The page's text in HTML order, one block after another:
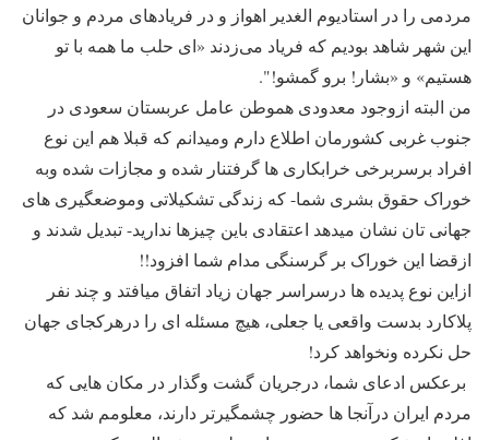
مردمی را در استادیوم الغدیر اهواز و در فریادهای مردم و جوانان
این شهر شاهد بودیم که فریاد می‌زدند «ای حلب ما همه با تو
هستیم» و «بشار! برو گمشو!".
من البته ازوجود معدودی هموطن عامل عربستان سعودی در
جنوب غربی کشورمان اطلاع دارم ومیدانم که قبلا هم این نوع
افراد برسربرخی خرابکاری ها گرفتنار شده و مجازات شده وبه
خوراک حقوق بشری شما- که زندگی تشکیلاتی وموضعگیری های
جهانی تان نشان میدهد اعتقادی باین چیزها ندارید- تبدیل شدند و
ازقضا این خوراک بر گرسنگی مدام شما افزود!!
ازاین نوع پدیده ها درسراسر جهان زیاد اتفاق میافتد و چند نفر
پلاکارد بدست واقعی یا جعلی، هیچ مسئله ای را درهرکجای جهان
حل نکرده ونخواهد کرد!
برعکس ادعای شما، درجریان گشت وگذار در مکان هایی که
مردم ایران درآنجا ها حضور چشمگیرتر دارند، معلومم شد که